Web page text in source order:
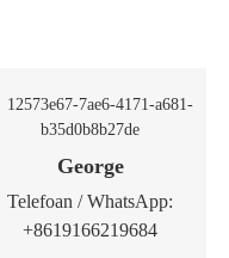
George
Telefoan / WhatsApp:
+8619166219684